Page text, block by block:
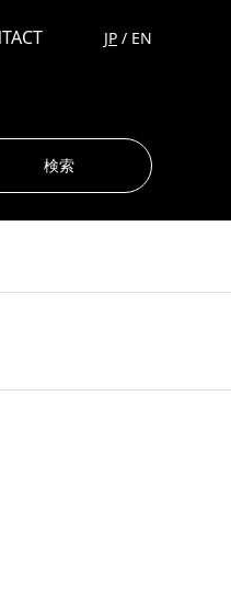
JP / EN